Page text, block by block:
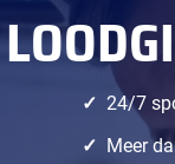
24/7
Meer